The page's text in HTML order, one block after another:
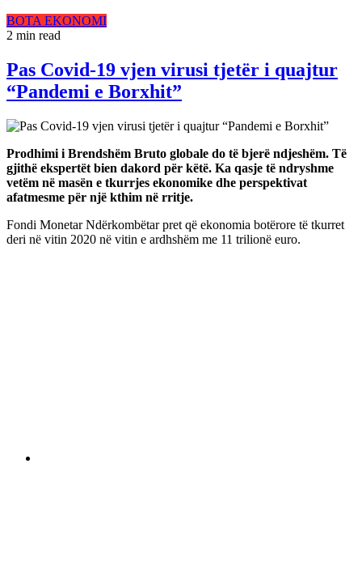
BOTA EKONOMI
2 min read
Pas Covid-19 vjen virusi tjetër i quajtur
“Pandemi e Borxhit”
Prodhimi i Brendshëm Bruto globale do të bjerë ndjeshëm. Të
gjithë ekspertët bien dakord për këtë. Ka qasje të ndryshme
vetëm në masën e tkurrjes ekonomike dhe perspektivat
afatmesme për një kthim në rritje.
Fondi Monetar Ndërkombëtar pret që ekonomia botërore të tkurret
deri në vitin 2020 në vitin e ardhshëm me 11 trilionë euro.